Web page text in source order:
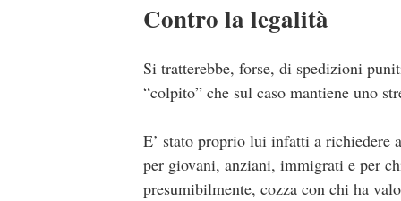
Contro la legalità
Si tratterebbe, forse, di spedizioni
“colpito” che sul caso mantiene uno
E’ stato proprio lui infatti a richiedere
per giovani, anziani, immigrati e per
presumibilmente, cozza con chi ha